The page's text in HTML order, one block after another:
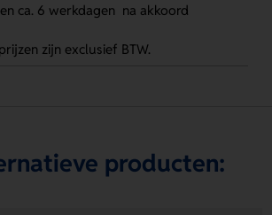
ca. 6 werkdagen na akkoord
zijn exclusief BTW.
producten: